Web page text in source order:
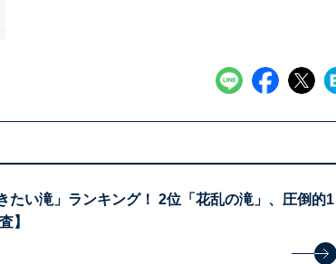
たい滝」ランキング！ 2位「花乱の滝」、圧倒的1
】